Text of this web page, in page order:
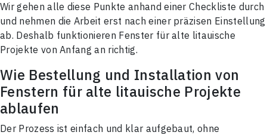
Wir gehen alle diese Punkte anhand einer Checkliste durch
und nehmen die Arbeit erst nach einer präzisen Einstellung
ab. Deshalb funktionieren Fenster für alte litauische
Projekte von Anfang an richtig.
Wie Bestellung und Installation von
Fenstern für alte litauische Projekte
ablaufen
Der Prozess ist einfach und klar aufgebaut, ohne